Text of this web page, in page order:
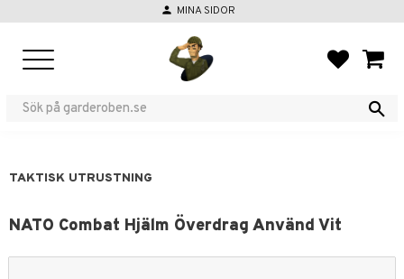
person MINA SIDOR
TAKTISK UTRUSTNING
NATO Combat Hjälm Överdrag Använd Vit